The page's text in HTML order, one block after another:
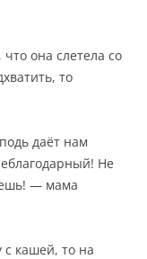
она слетела со
то
даёт нам
Не
— мама
с кашей, то на